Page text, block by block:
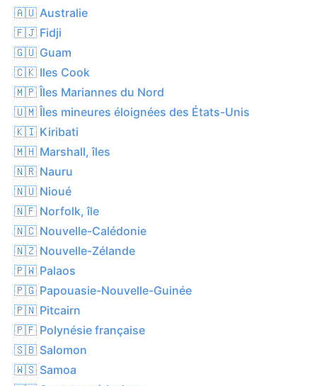
🇦🇺 Australie
🇫🇯 Fidji
🇬🇺 Guam
🇨🇰 Iles Cook
🇲🇵 Îles Mariannes du Nord
🇺🇲 Îles mineures éloignées des États-Unis
🇰🇮 Kiribati
🇲🇭 Marshall, îles
🇳🇷 Nauru
🇳🇺 Nioué
🇳🇫 Norfolk, île
🇳🇨 Nouvelle-Calédonie
🇳🇿 Nouvelle-Zélande
🇵🇼 Palaos
🇵🇬 Papouasie-Nouvelle-Guinée
🇵🇳 Pitcairn
🇵🇫 Polynésie française
🇸🇧 Salomon
🇼🇸 Samoa